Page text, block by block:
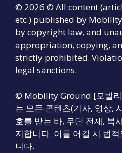
© 2026 © All content
etc.) published by
by copyright law, and
appropriation, copying,
strictly prohibited.
legal sanctions.
© Mobility Ground [모빌리
는 모든 콘텐츠(기사, 영상,
호를 받는 바, 무단 전제, 복
지합니다. 이를 어길 시 법
니다.